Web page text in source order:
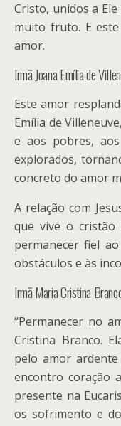
Cristo, unidos a
muito fruto. E
amor.
Irmã Joana Emília de
Este amor
Emília de
e aos pobres,
explorados,
concreto do amor
A relação com
que vive o
permanecer fiel
obstáculos e às
Irmã Maria Cristina
“Permanecer no
Cristina Branco.
pelo amor
encontro coração
presente na
os sofrimento e